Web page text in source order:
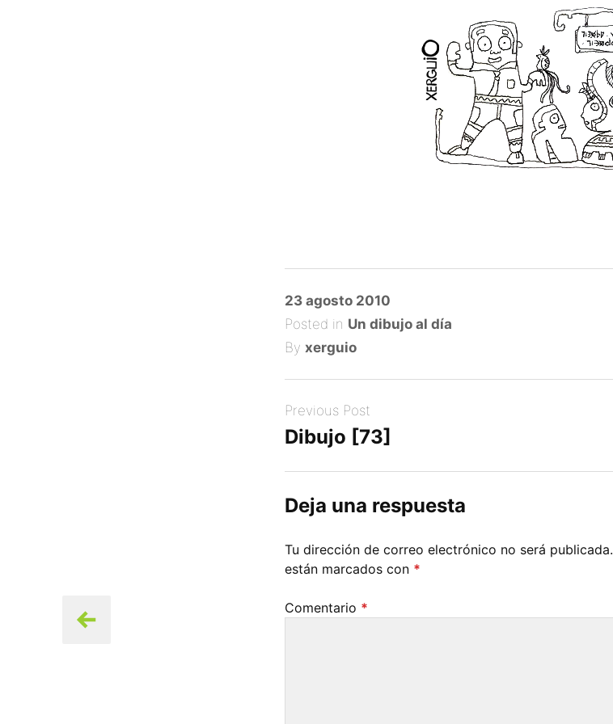
Posted
on
23 agosto 2010
Posted in Un dibujo al día
By xerguio
Previous Post
Dibujo [73]
Deja una respuesta
Tu dirección de correo electrónico no será publicada.
están marcados con *
Comentario *